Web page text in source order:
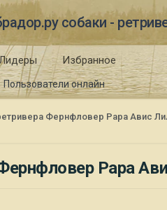
собаки -
Пользователи онлайн
Избранное
Фернфловер Рара Авис
Рара